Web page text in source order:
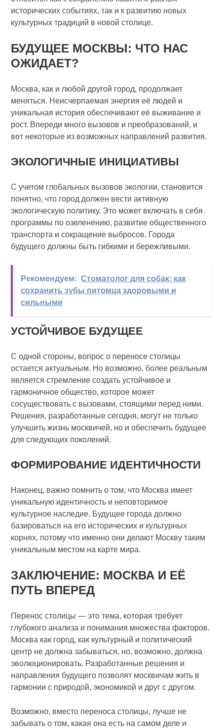
исторических событиях, так и к развитию новых
культурных традиций в новой столице.
БУДУЩЕЕ МОСКВЫ: ЧТО НАС
ОЖИДАЕТ?
Москва, как и любой другой город, продолжает
меняться. Неисчерпаемая энергия её людей и
уникальная история обеспечивают её выживание и
рост. Впереди много вызовов и преобразований, и
вот некоторые из возможных направлений развития.
ЭКОЛОГИЧНЫЕ ИНИЦИАТИВЫ
С учетом глобальных вызовов экологии, становится
понятно, что город должен вести активную
экологическую политику. Это может включать в себя
программы по озеленению, развитие общественного
транспорта и сокращение выбросов. Города
будущего должны быть гибкими и бережливыми.
Рекомендуем: Стоматолог для собак: как
сохранить зубы питомца здоровыми и
сильными
УСТОЙЧИВОЕ БУДУЩЕЕ
С одной стороны, вопрос о переносе столицы
остается актуальным. Но возможно, более реальным
является стремление создать устойчивое и
гармоничное общество, которое может
сосуществовать с вызовами, стоящими перед ними.
Решения, разработанные сегодня, могут не только
улучшить жизнь москвичей, но и обеспечить будущее
для следующих поколений.
ФОРМИРОВАНИЕ ИДЕНТИЧНОСТИ
Наконец, важно помнить о том, что Москва имеет
уникальную идентичность и неповторимое
культурное наследие. Будущее города должно
базироваться на его исторических и культурных
корнях, потому что именно они делают Москву таким
уникальным местом на карте мира.
ЗАКЛЮЧЕНИЕ: МОСКВА И ЕЁ
ПУТЬ ВПЕРЕД
Перенос столицы — это тема, которая требует
глубокого анализа и понимания множества факторов.
Москва как город, как культурный и политический
центр не должна забываться, но, возможно, должна
эволюционировать. Разработанные решения и
направления будущего позволят москвичам жить в
гармонии с природой, экономикой и друг с другом.
Возможно, вместо переноса столицы, лучше не
забывать о том, какая она есть на самом деле и